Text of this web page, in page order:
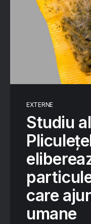
EXTERNE
Studiu
care
umane